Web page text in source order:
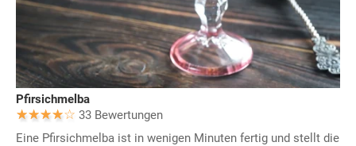
Pfirsichmelba
33 Bewertungen
Eine Pfirsichmelba ist in wenigen Minuten fertig und stellt die